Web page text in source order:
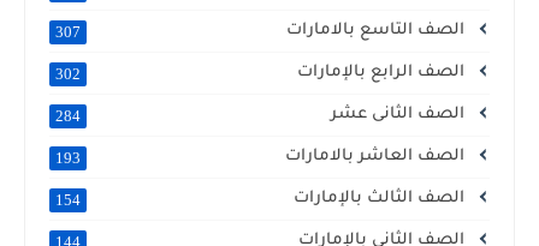
الصف التاسع بالامارات 307
الصف الرابع بالإمارات 302
الصف الثانى عشر 284
الصف العاشر بالامارات 193
الصف الثالث بالإمارات 154
الصف الثانى بالإمارات 144